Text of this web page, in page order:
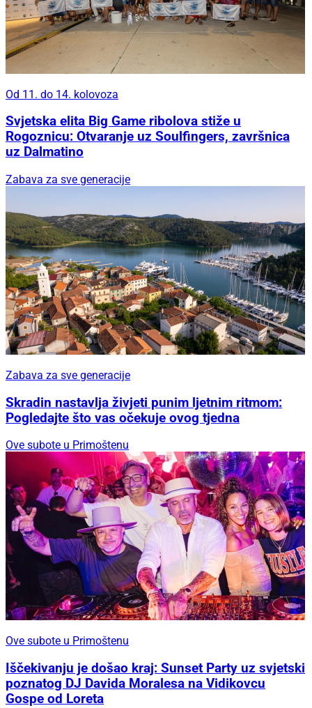
Od 11. do 14. kolovoza
Svjetska elita Big Game ribolova stiže u
Rogoznicu: Otvaranje uz Soulfingers, završnica
uz Dalmatino
Zabava za sve generacije
Zabava za sve generacije
Skradin nastavlja živjeti punim ljetnim ritmom:
Pogledajte što vas očekuje ovog tjedna
Ove subote u Primoštenu
Ove subote u Primoštenu
Iščekivanju je došao kraj: Sunset Party uz svjetski
poznatog DJ Davida Moralesa na Vidikovcu
Gospe od Loreta